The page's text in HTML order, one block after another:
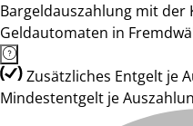
Bargeldauszahlung mit
Geldautomaten in
Zusätzliches Entgelt je
Mindestentgelt je